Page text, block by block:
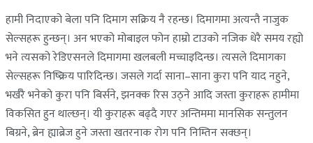
हामी निदाएको बेला पनि दिमाग सक्रिय नै रहन्छ। दिमागमा अत्यन्तै नाजुक
सेल्सहरू हुन्छन्। अन भएको मोबाइल फोन हाम्रो टाउको नजिक धेरै समय रह्यो
भने त्यसको रेडिएसनले दिमागमा खलबली मच्चाइदिन्छ। त्यसले दिमागका
सेल्सहरू निष्क्रिय पारिदिन्छ। जसले गर्दा साना–साना कुरा पनि याद नहुने,
भर्खरै भनेको कुरा पनि बिर्सने, झनक्क रिस उठ्ने आदि जस्ता कुराहरू हामीमा
विकसित हुन थाल्छन्। यी कुराहरू बढ्दै गएर अन्तिममा मानसिक सन्तुलन
बिग्रने, ब्रेन ह्याब्रेज हुने जस्ता खतरनाक रोग पनि निम्तिन सक्छन्।